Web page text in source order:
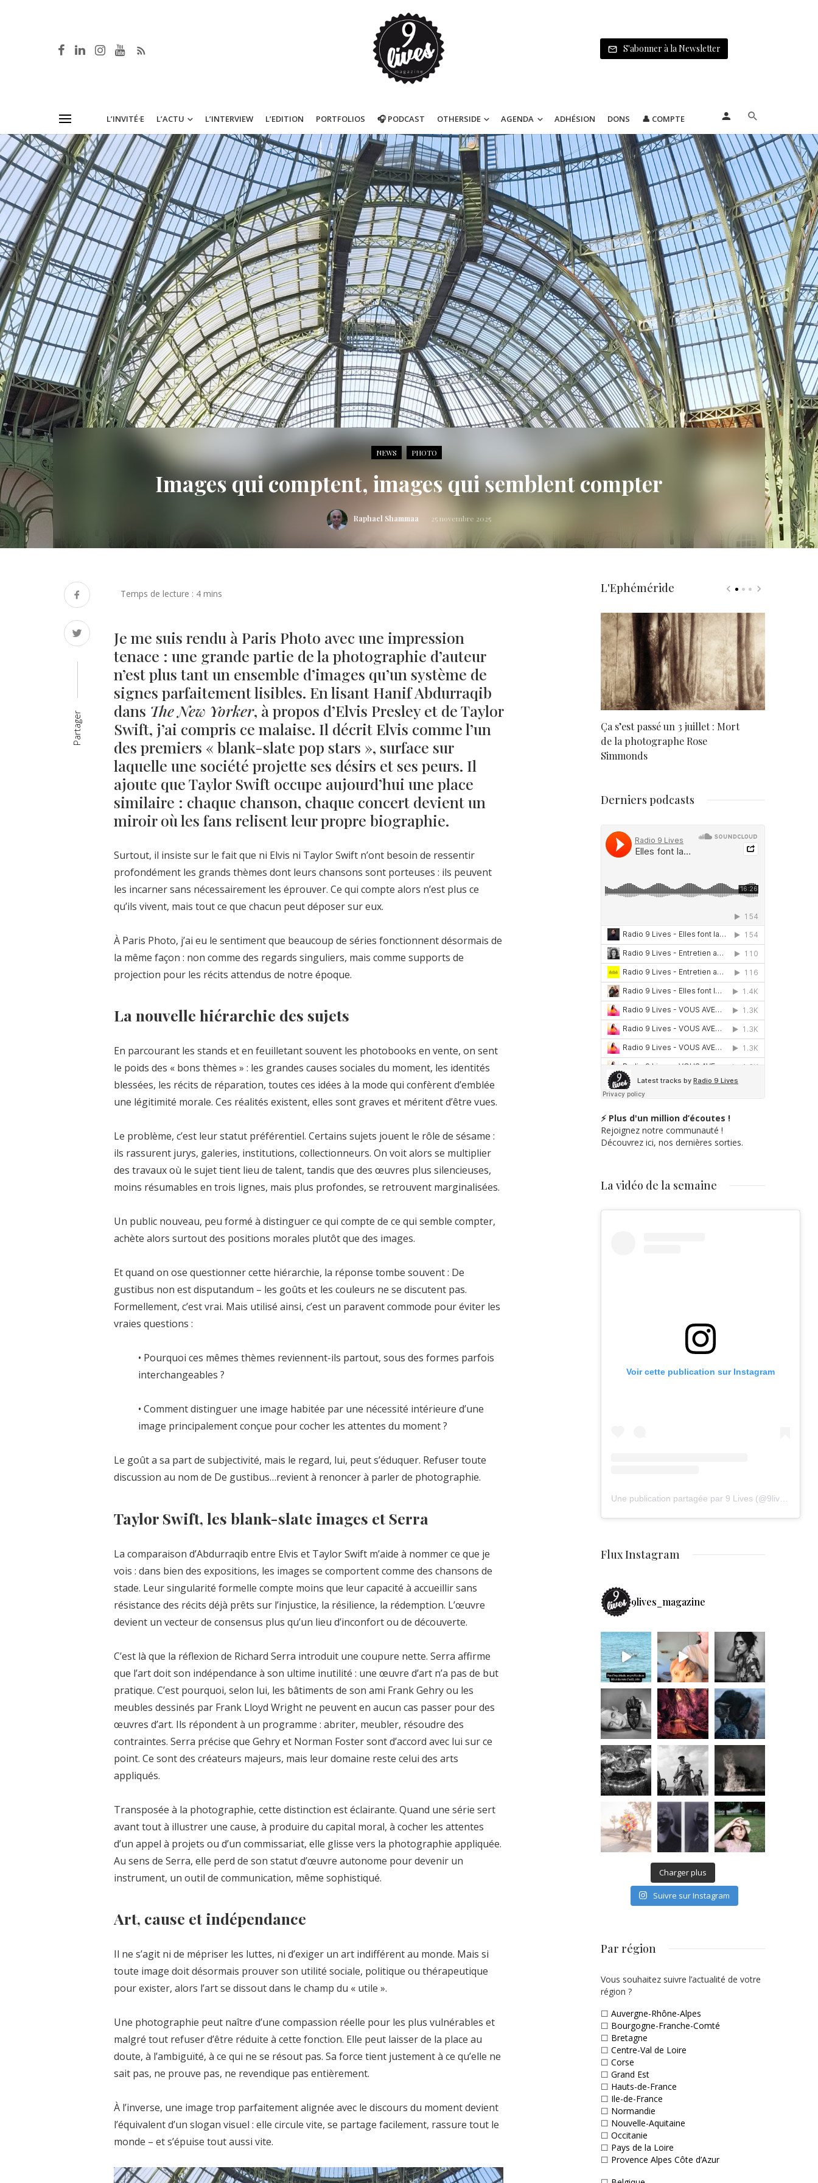
S'abonner à la Newsletter
L’INVITÉ·E L’ACTU L’INTERVIEW L’EDITION PORTFOLIOS 🎧 PODCAST OTHERSIDE AGENDA ADHÉSION DONS 👤 COMPTE
NEWS PHOTO
Images qui comptent, images qui semblent compter
Raphael Shammaa 25 novembre 2025
Partager
Je me suis rendu à Paris Photo avec une impression
tenace : une grande partie de la photographie d’auteur
n’est plus tant un ensemble d’images qu’un système de
signes parfaitement lisibles. En lisant Hanif Abdurraqib
dans The New Yorker, à propos d’Elvis Presley et de Taylor
Swift, j’ai compris ce malaise. Il décrit Elvis comme l’un
des premiers « blank-slate pop stars », surface sur
laquelle une société projette ses désirs et ses peurs. Il
ajoute que Taylor Swift occupe aujourd’hui une place
similaire : chaque chanson, chaque concert devient un
miroir où les fans relisent leur propre biographie.
Surtout, il insiste sur le fait que ni Elvis ni Taylor Swift n’ont besoin de ressentir
profondément les grands thèmes dont leurs chansons sont porteuses : ils peuvent
les incarner sans nécessairement les éprouver. Ce qui compte alors n’est plus ce
qu’ils vivent, mais tout ce que chacun peut déposer sur eux.
À Paris Photo, j’ai eu le sentiment que beaucoup de séries fonctionnent désormais de
la même façon : non comme des regards singuliers, mais comme supports de
projection pour les récits attendus de notre époque.
La nouvelle hiérarchie des sujets
En parcourant les stands et en feuilletant souvent les photobooks en vente, on sent
le poids des « bons thèmes » : les grandes causes sociales du moment, les identités
blessées, les récits de réparation, toutes ces idées à la mode qui confèrent d’emblée
une légitimité morale. Ces réalités existent, elles sont graves et méritent d’être vues.
Le problème, c’est leur statut préférentiel. Certains sujets jouent le rôle de sésame :
ils rassurent jurys, galeries, institutions, collectionneurs. On voit alors se multiplier
des travaux où le sujet tient lieu de talent, tandis que des œuvres plus silencieuses,
moins résumables en trois lignes, mais plus profondes, se retrouvent marginalisées.
Un public nouveau, peu formé à distinguer ce qui compte de ce qui semble compter,
achète alors surtout des positions morales plutôt que des images.
Et quand on ose questionner cette hiérarchie, la réponse tombe souvent : De
gustibus non est disputandum – les goûts et les couleurs ne se discutent pas.
Formellement, c’est vrai. Mais utilisé ainsi, c’est un paravent commode pour éviter les
vraies questions :
• Pourquoi ces mêmes thèmes reviennent-ils partout, sous des formes parfois
interchangeables ?
• Comment distinguer une image habitée par une nécessité intérieure d’une
image principalement conçue pour cocher les attentes du moment ?
Le goût a sa part de subjectivité, mais le regard, lui, peut s’éduquer. Refuser toute
discussion au nom de De gustibus…revient à renoncer à parler de photographie.
Taylor Swift, les blank-slate images et Serra
La comparaison d’Abdurraqib entre Elvis et Taylor Swift m’aide à nommer ce que je
vois : dans bien des expositions, les images se comportent comme des chansons de
stade. Leur singularité formelle compte moins que leur capacité à accueillir sans
résistance des récits déjà prêts sur l’injustice, la résilience, la rédemption. L’œuvre
devient un vecteur de consensus plus qu’un lieu d’inconfort ou de découverte.
C’est là que la réflexion de Richard Serra introduit une coupure nette. Serra affirme
que l’art doit son indépendance à son ultime inutilité : une œuvre d’art n’a pas de but
pratique. C’est pourquoi, selon lui, les bâtiments de son ami Frank Gehry ou les
meubles dessinés par Frank Lloyd Wright ne peuvent en aucun cas passer pour des
œuvres d’art. Ils répondent à un programme : abriter, meubler, résoudre des
contraintes. Serra précise que Gehry et Norman Foster sont d’accord avec lui sur ce
point. Ce sont des créateurs majeurs, mais leur domaine reste celui des arts
appliqués.
Transposée à la photographie, cette distinction est éclairante. Quand une série sert
avant tout à illustrer une cause, à produire du capital moral, à cocher les attentes
d’un appel à projets ou d’un commissariat, elle glisse vers la photographie appliquée.
Au sens de Serra, elle perd de son statut d’œuvre autonome pour devenir un
instrument, un outil de communication, même sophistiqué.
Art, cause et indépendance
Il ne s’agit ni de mépriser les luttes, ni d’exiger un art indifférent au monde. Mais si
toute image doit désormais prouver son utilité sociale, politique ou thérapeutique
pour exister, alors l’art se dissout dans le champ du « utile ».
Une photographie peut naître d’une compassion réelle pour les plus vulnérables et
malgré tout refuser d’être réduite à cette fonction. Elle peut laisser de la place au
doute, à l’ambiguïté, à ce qui ne se résout pas. Sa force tient justement à ce qu’elle ne
sait pas, ne prouve pas, ne revendique pas entièrement.
À l’inverse, une image trop parfaitement alignée avec le discours du moment devient
l’équivalent d’un slogan visuel : elle circule vite, se partage facilement, rassure tout le
monde – et s’épuise tout aussi vite.
L'Ephéméride
Né un 2 juillet : André Kertész
Né un 1er juillet : Léonard
Ça s’est passé un 3 juillet : Mort
de la photographe Rose
Simmonds
Derniers podcasts
⚡ Plus d'un million d’écoutes !
Rejoignez notre communauté !
Découvrez ici, nos dernières sorties.
La vidéo de la semaine
Voir cette publication sur Instagram
Flux Instagram
9lives_magazine
Charger plus
Suivre sur Instagram
Par région
Vous souhaitez suivre l’actualité de votre
région ?
☐ Auvergne-Rhône-Alpes
☐ Bourgogne-Franche-Comté
☐ Bretagne
☐ Centre-Val de Loire
☐ Corse
☐ Grand Est
☐ Hauts-de-France
☐ Ile-de-France
☐ Normandie
☐ Nouvelle-Aquitaine
☐ Occitanie
☐ Pays de la Loire
☐ Provence Alpes Côte d’Azur